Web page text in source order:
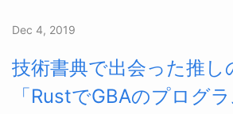
Dec 4, 2019
技術書典で出会った推し
「RustでGBAのプログ